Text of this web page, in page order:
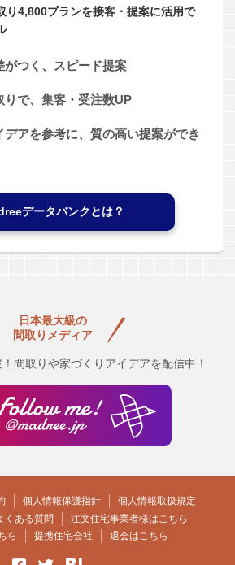
り4,800プランを接客・提案に活用で
がつく、スピード提案
りで、集客・受注数UP
デアを参考に、質の高い提案ができ
データバンクとは？
日本最大級の
間取りメディア
間取りや家づくりアイデアを配信中！
個人情報保護指針
個人情報取扱規定
くある質問
注文住宅事業者様はこちら
ら
提携住宅会社 退会はこちら